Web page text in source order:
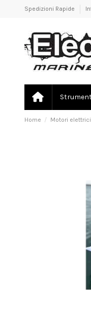
Spedizioni Rapide
Home Motori elettrici